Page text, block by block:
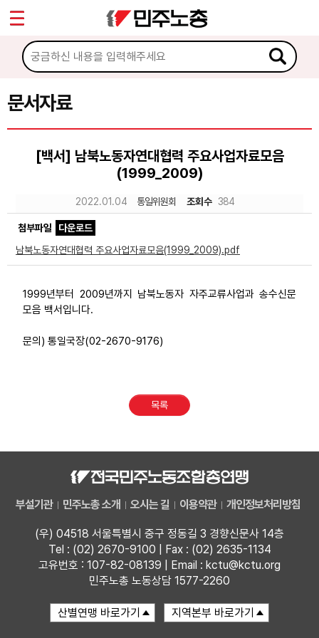
문서자료
[백서] 남북노동자연대협력 주요사업자료모음
(1999_2009)
2022.01.04 통일위원회 조회수 384
첨부파일
다운로드
남북노동자연대협력 주요사업자료모음(1999_2009).pdf
1999년부터 2009년까지 남북노동자 자주교류사업과 송수신문
모음 백서입니다.
문의) 통일국장(02-2670-9176)
목록
부설기관 민주노총 소개 오시는 길 이용약관 개인정보처리방침
(우) 04518 서울특별시 중구 정동길 3 경향신문사 14층
Tel : (02) 2670-9100 | Fax : (02) 2635-1134
고유번호 : 107-82-08139 | Email : kctu@kctu.org
민주노총 노동상담 1577-2260
마이페이지
소개
소식
문서자료
이미지자료
카드뉴스
부설기관
Sketchbook5, 스케치북5
Sketchbook5, 스케치북5